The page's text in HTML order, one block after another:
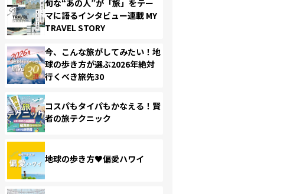
旬な“あの人”が「旅」をテー
マに語るインタビュー連載 MY
TRAVEL STORY
今、こんな旅がしてみたい！地
球の歩き方が選ぶ2026年絶対
行くべき旅先30
コスパもタイパもかなえる！賢
者の旅テクニック
地球の歩き方♥偏愛ハワイ